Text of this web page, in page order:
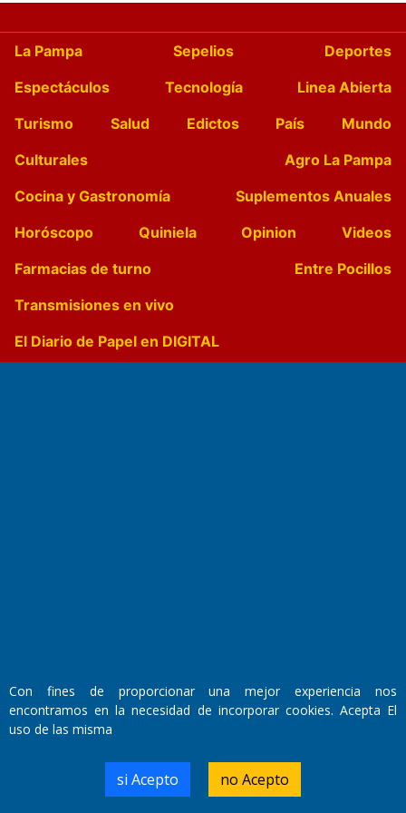
La Pampa Sepelios
Deportes
Espectáculos
Tecnología
Linea Abierta
Turismo
Salud Edictos País
Mundo
Culturales
Agro La Pampa
Cocina y Gastronomía
Suplementos Anuales
Horóscopo
Quiniela Opinion
Videos
Farmacias de turno
Entre Pocillos
Transmisiones en vivo
El Diario de Papel en DIGITAL
Director Periodístico:
Walter René Goñi
Domicilio Legal: José Ingenieros 855,
Santa Rosa, La Pampa.
Número de Registro DNDA:
Con fines de proporcionar una mejor experiencia nos
encontramos en la necesidad de incorporar cookies. Acepta El
uso de las misma
si Acepto no Acepto